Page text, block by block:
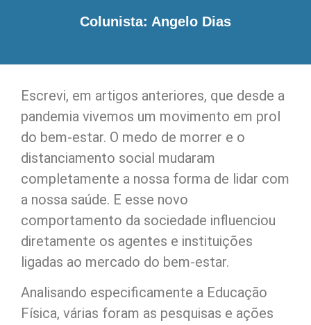
Colunista: Angelo Dias
Escrevi, em artigos anteriores, que desde a
pandemia vivemos um movimento em prol
do bem-estar. O medo de morrer e o
distanciamento social mudaram
completamente a nossa forma de lidar com
a nossa saúde. E esse novo
comportamento da sociedade influenciou
diretamente os agentes e instituições
ligadas ao mercado do bem-estar.
Analisando especificamente a Educação
Física, várias foram as pesquisas e ações